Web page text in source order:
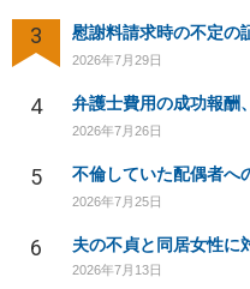
3
2026年7月29日
4 弁護士費用の成功報酬
2026年7月26日
5 不倫していた配偶者へ
2026年7月25日
6
2026年7月13日